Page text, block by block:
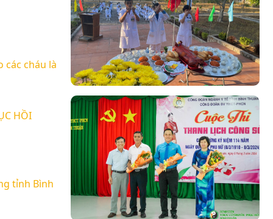
các cháu là
HỒI
tỉnh Bình